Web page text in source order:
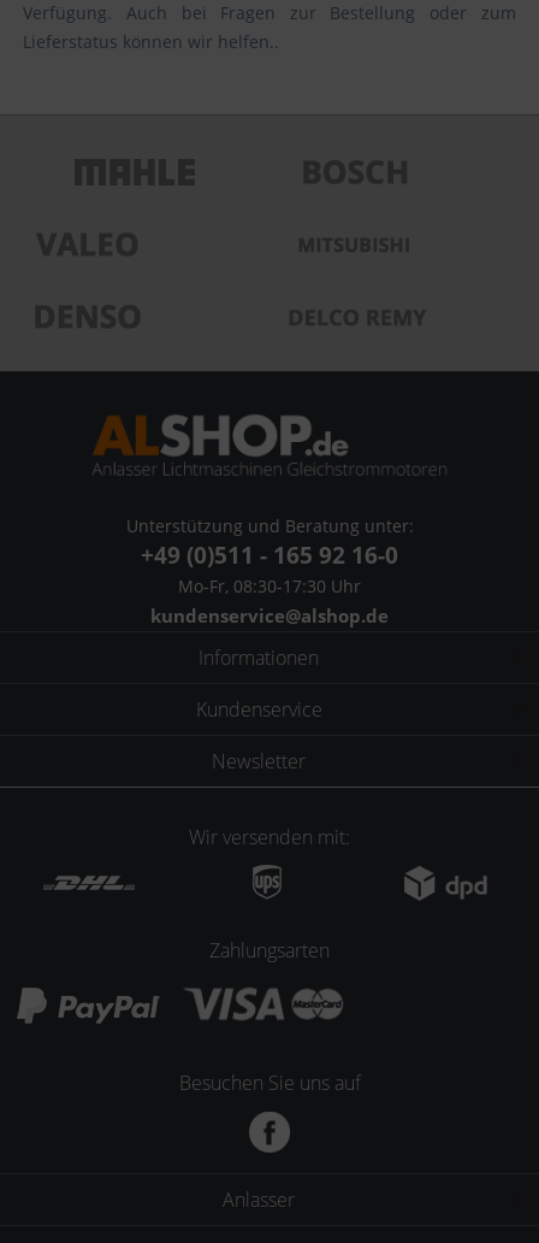
Verfügung. Auch bei Fragen zur Bestellung oder zum
Lieferstatus können wir helfen..
Unterstützung und Beratung unter:
+49 (0)511 - 165 92 16-0
Mo-Fr, 08:30-17:30 Uhr
kundenservice@alshop.de
Informationen
Kundenservice
Newsletter
Wir versenden mit:
Zahlungsarten
Besuchen Sie uns auf
Anlasser